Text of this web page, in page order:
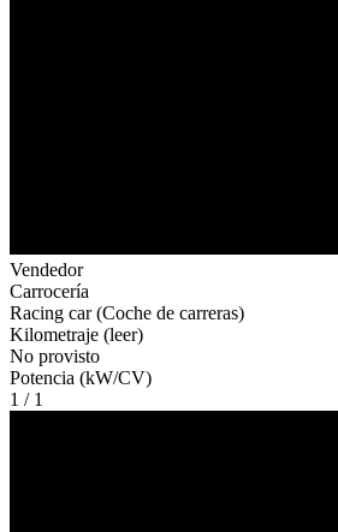
Vendedor
Carrocería
Racing car (Coche de carreras)
Kilometraje (leer)
No provisto
Potencia (kW/CV)
1 / 1